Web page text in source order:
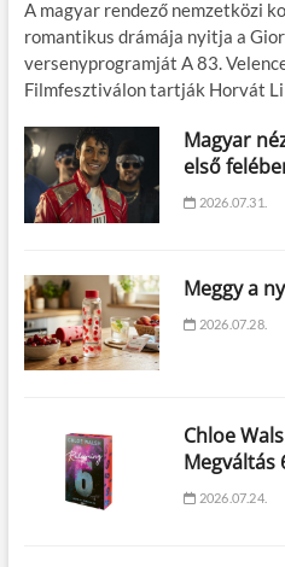
A magyar rendező nemzetközi
romantikus drámája nyitja a
versenyprogramját A 83.
Filmfesztiválon tartják Horvát
Magyar
első
2026.07.31.
Meggy a
2026.07.28.
Chloe
Megváltás
2026.07.24.